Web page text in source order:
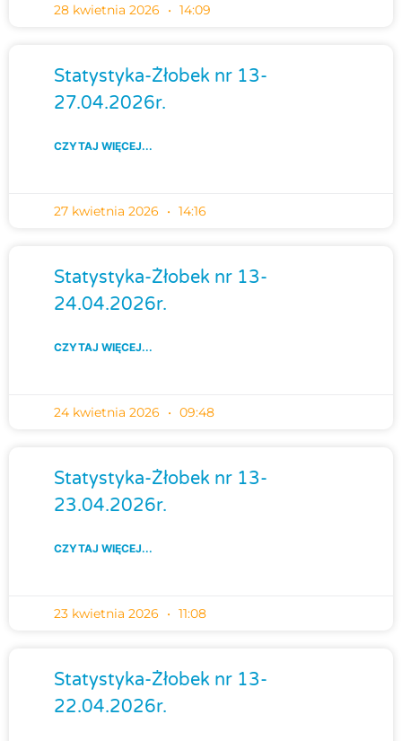
28 kwietnia 2026 14:09
Statystyka-Żłobek nr 13-
27.04.2026r.
CZYTAJ WIĘCEJ...
27 kwietnia 2026 14:16
Statystyka-Żłobek nr 13-
24.04.2026r.
CZYTAJ WIĘCEJ...
24 kwietnia 2026 09:48
Statystyka-Żłobek nr 13-
23.04.2026r.
CZYTAJ WIĘCEJ...
23 kwietnia 2026 11:08
Statystyka-Żłobek nr 13-
22.04.2026r.